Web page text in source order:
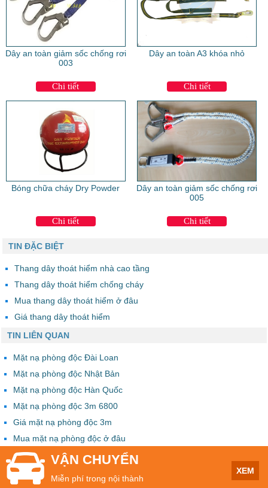
Dây an toàn giảm sốc chống rơi
003
Chi tiết
Dây an toàn A3 khóa nhỏ
Chi tiết
Bóng chữa cháy Dry Powder
Chi tiết
Dây an toàn giảm sốc chống rơi
005
Chi tiết
TIN ĐẶC BIỆT
Thang dây thoát hiểm nhà cao tầng
Thang dây thoát hiểm chống cháy
Mua thang dây thoát hiểm ở đâu
Giá thang dây thoát hiểm
TIN LIÊN QUAN
Mặt nạ phòng độc Đài Loan
Mặt nạ phòng độc Nhật Bản
Mặt nạ phòng độc Hàn Quốc
Mặt nạ phòng độc 3m 6800
Giá mặt nạ phòng độc 3m
Mua mặt nạ phòng độc ở đâu
VẬN CHUYỂN
Miễn phí trong nội thành
XEM